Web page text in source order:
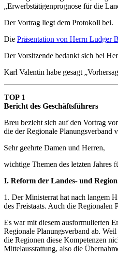
„Erwerbstätigenprognose für die
Der Vortrag liegt dem Protokoll bei.
Die Präsentation von Herrn Ludger
Der Vorsitzende bedankt sich bei
Karl Valentin habe gesagt
TOP 1
Bericht des Geschäftsführers
Breu bezieht sich auf den Vortrag
die der Regionale Planungsverband
Sehr geehrte Damen und Herren,
wichtige Themen des letzten Jahres
I. Reform der Landes- und
1. Der Ministerrat hat nach langem
des Freistaats. Auch die Regionalen
Es war mit diesem ausformulierten
Regionale Planungsverband ab.
die Regionen diese Kompetenzen
Mittelausstattung, also die